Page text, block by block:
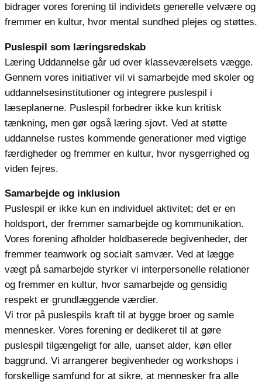
bidrager vores forening til individets generelle velvære og
fremmer en kultur, hvor mental sundhed plejes og støttes.
Puslespil som læringsredskab
Læring Uddannelse går ud over klasseværelsets vægge.
Gennem vores initiativer vil vi samarbejde med skoler og
uddannelsesinstitutioner og integrere puslespil i
læseplanerne. Puslespil forbedrer ikke kun kritisk
tænkning, men gør også læring sjovt. Ved at støtte
uddannelse rustes kommende generationer med vigtige
færdigheder og fremmer en kultur, hvor nysgerrighed og
viden fejres.
Samarbejde og inklusion
Puslespil er ikke kun en individuel aktivitet; det er en
holdsport, der fremmer samarbejde og kommunikation.
Vores forening afholder holdbaserede begivenheder, der
fremmer teamwork og socialt samvær. Ved at lægge
vægt på samarbejde styrker vi interpersonelle relationer
og fremmer en kultur, hvor samarbejde og gensidig
respekt er grundlæggende værdier.
Vi tror på puslespils kraft til at bygge broer og samle
mennesker. Vores forening er dedikeret til at gøre
puslespil tilgængeligt for alle, uanset alder, køn eller
baggrund. Vi arrangerer begivenheder og workshops i
forskellige samfund for at sikre, at mennesker fra alle